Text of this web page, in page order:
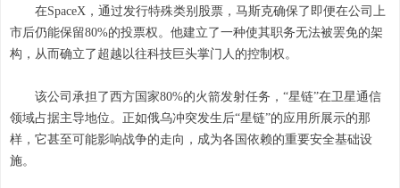
在SpaceX，通过发行特殊类别股票，马斯克确保了即便在公司上
市后仍能保留80%的投票权。他建立了一种使其职务无法被罢免的架
构，从而确立了超越以往科技巨头掌门人的控制权。
该公司承担了西方国家80%的火箭发射任务，“星链”在卫星通信
领域占据主导地位。正如俄乌冲突发生后“星链”的应用所展示的那
样，它甚至可能影响战争的走向，成为各国依赖的重要安全基础设
施。